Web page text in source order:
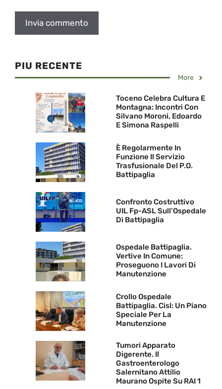
PIU RECENTE
More
Toceno Celebra Cultura E
Montagna: Incontri Con
Silvano Moroni, Edoardo
E Simona Raspelli
È Regolarmente In
Funzione Il Servizio
Trasfusionale Del P.O.
Battipaglia
Confronto Costruttivo
UIL Fp-ASL Sull’Ospedale
Di Battipaglia
Ospedale Battipaglia.
Vertive In Comune:
Proseguono I Lavori Di
Manutenzione
Crollo Ospedale
Battipaglia. Cisl: Un Piano
Speciale Per La
Manutenzione
Tumori Apparato
Digerente. Il
Gastroenterologo
Salernitano Attilio
Maurano Ospite Su RAI 1